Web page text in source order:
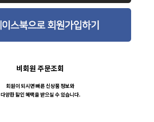
비회원 주문조회
회원이 되시면 빠른 신상품 정보와
다양한 할인 혜택을 받으실 수 있습니다.